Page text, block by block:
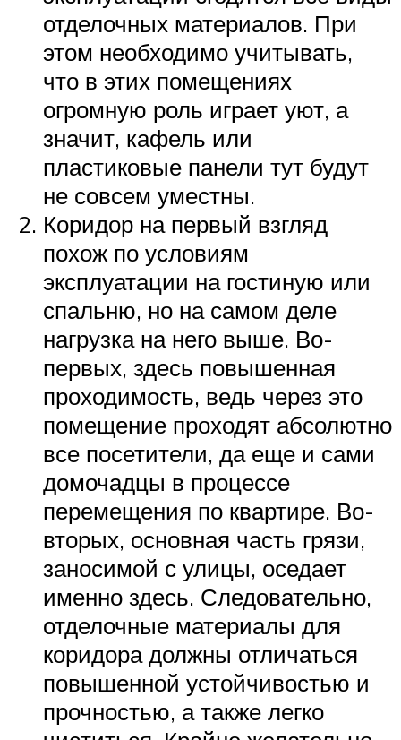
отделочных материалов. При
этом необходимо учитывать,
что в этих помещениях
огромную роль играет уют, а
значит, кафель или
пластиковые панели тут будут
не совсем уместны.
Коридор на первый взгляд
похож по условиям
эксплуатации на гостиную или
спальню, но на самом деле
нагрузка на него выше. Во-
первых, здесь повышенная
проходимость, ведь через это
помещение проходят абсолютно
все посетители, да еще и сами
домочадцы в процессе
перемещения по квартире. Во-
вторых, основная часть грязи,
заносимой с улицы, оседает
именно здесь. Следовательно,
отделочные материалы для
коридора должны отличаться
повышенной устойчивостью и
прочностью, а также легко